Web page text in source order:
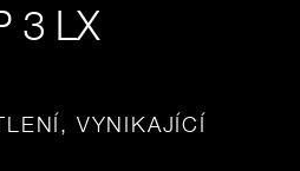
3 LX
VYNIKAJÍCÍ